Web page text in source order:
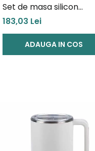
Set de masa silicon
Beaba 4 piese Night Blue
183,03 Lei
ADAUGA IN COS